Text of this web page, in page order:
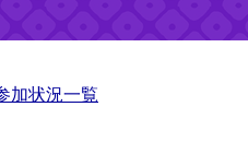
加状況一覧